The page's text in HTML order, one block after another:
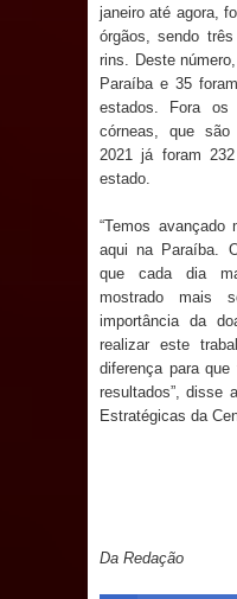
lamenta
Neta do
Prefeito
Brasília
Denise
Dois
janeiro até agora,
órgãos, sendo
rins. Deste
Paraíba e 35
estados. Fora os
córneas, que são
2021 já foram
estado.
“Temos
aqui na Paraíba.
que cada dia
mostrado mais
importância da
realizar este
diferença para que
resultados”, disse
Estratégicas da
Da Redação